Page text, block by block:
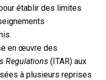
établir des limites
en œuvre des
Regulations(ITAR) aux
à plusieurs reprises